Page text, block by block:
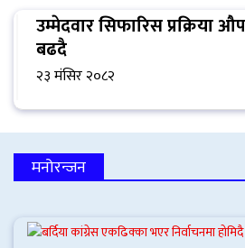
उम्मेदवार सिफारिस प्रक्रिया
बढदै
२३ मंसिर २०८२
मनोरन्जन